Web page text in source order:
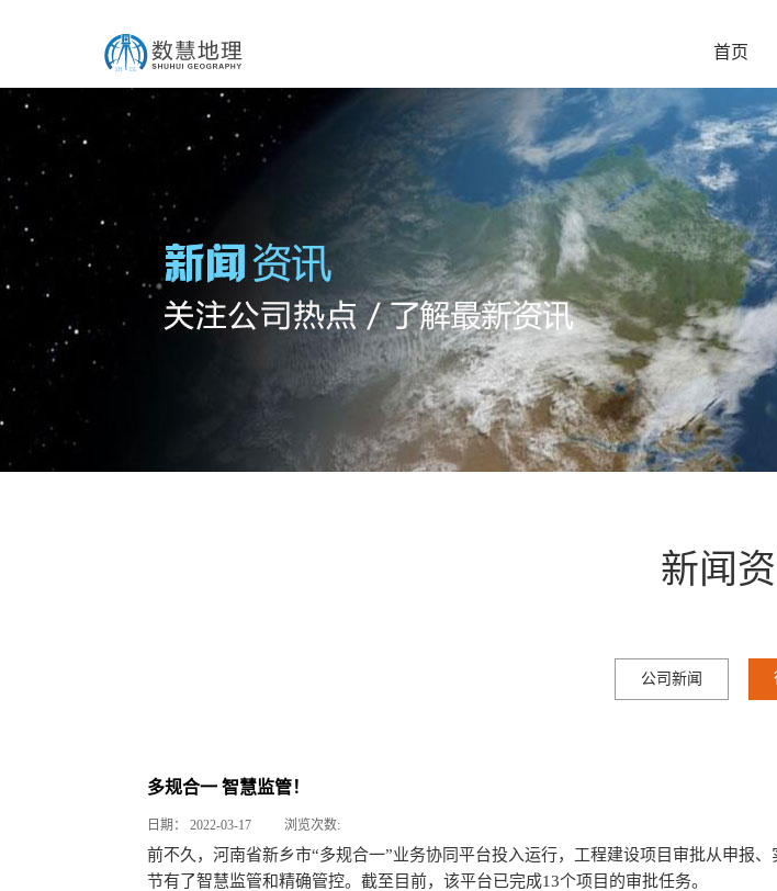
首页
新闻
公司新闻
多规合一 智慧监管！
日期： 2022-03-17 浏览次数:
前不久，河南省新乡市“多规合一”业务协同平台投入运行，工程建设项目审批从申报
节有了智慧监管和精确管控。截至目前，该平台已完成13个项目的审批任务。